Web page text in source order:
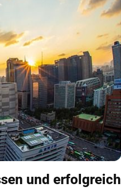
und erfolgreich